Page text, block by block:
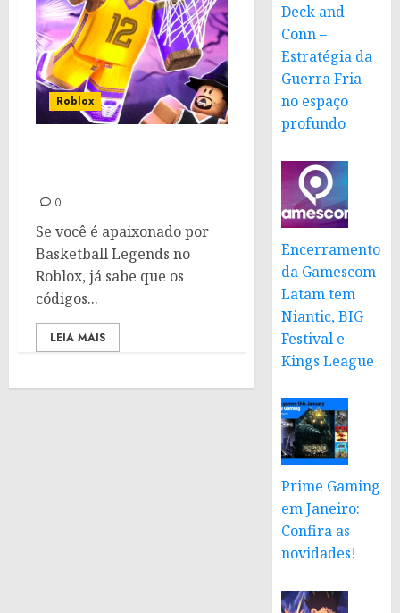
Roblox
0
Se você é apaixonado por
Basketball Legends no
Roblox, já sabe que os
códigos...
LEIA MAIS
Deck and
Conn –
Estratégia da
Guerra Fria
no espaço
profundo
Encerramento
da Gamescom
Latam tem
Niantic, BIG
Festival e
Kings League
Prime Gaming
em Janeiro:
Confira as
novidades!